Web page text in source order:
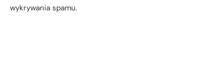
wykrywania spamu.